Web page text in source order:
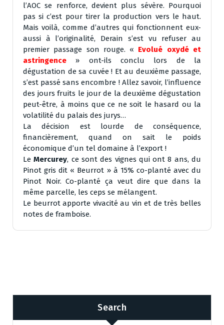
l’AOC se renforce, devient plus sévère. Pourquoi
pas si c’est pour tirer la production vers le haut.
Mais voilà, comme d’autres qui fonctionnent eux-
aussi à l’originalité, Derain s’est vu refuser au
premier passage son rouge. « Evolué oxydé et
astringence » ont-ils conclu lors de la
dégustation de sa cuvée ! Et au deuxième passage,
s’est passé sans encombre ! Allez savoir, l’influence
des jours fruits le jour de la deuxième dégustation
peut-être, à moins que ce ne soit le hasard ou la
volatilité du palais des jurys…
La décision est lourde de conséquence,
financièrement, quand on sait le poids
économique d’un tel domaine à l’export !
LeMercurey, ce sont des vignes qui ont 8 ans, du
Pinot gris dit « Beurrot » à 15% co-planté avec du
Pinot Noir. Co-planté ça veut dire que dans la
même parcelle, les ceps se mélangent.
Le beurrot apporte vivacité au vin et de très belles
notes de framboise.
Search